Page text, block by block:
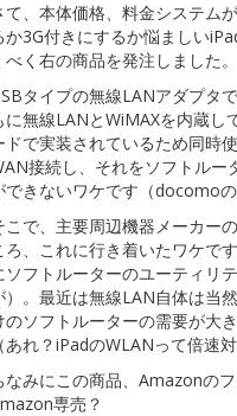
て、本体価格、料金システム
か3G付きにするか悩ましい
べく右の商品を発注しました。
タイプの無線LANアダプタ
に無線LANとWiMAXを内蔵し
ドで実装されているため同時
接続し、それをソフトルー
できないワケです（docomoの
こで、主要周辺機器メーカー
ろ、これに行き着いたワケで
ソフトルーターのユーティリ
）。最近は無線LAN自体は当
のソフトルーターの需要が大
（あれ？iPadのWLANって倍速
なみにこの商品、Amazonの
専売？